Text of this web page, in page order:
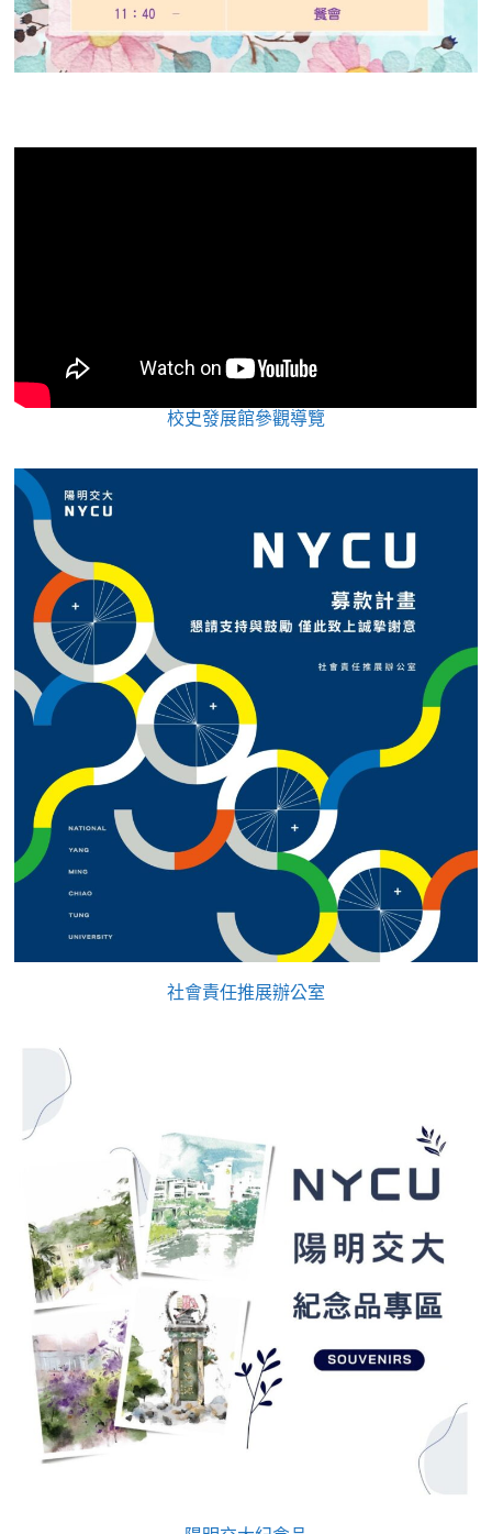
校史發展館參觀導覽
社會責任推展辦公室